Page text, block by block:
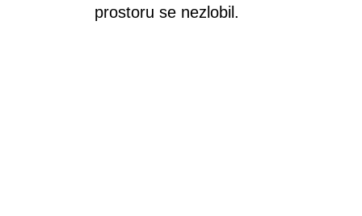
prostoru se nezlobil.